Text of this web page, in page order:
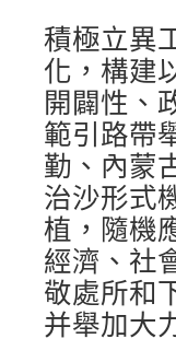
積極立異
化，構建
開闢性、
範引路帶
勤、內蒙
治沙形式
植，隨機
經濟、社
敬處所和
并舉加大